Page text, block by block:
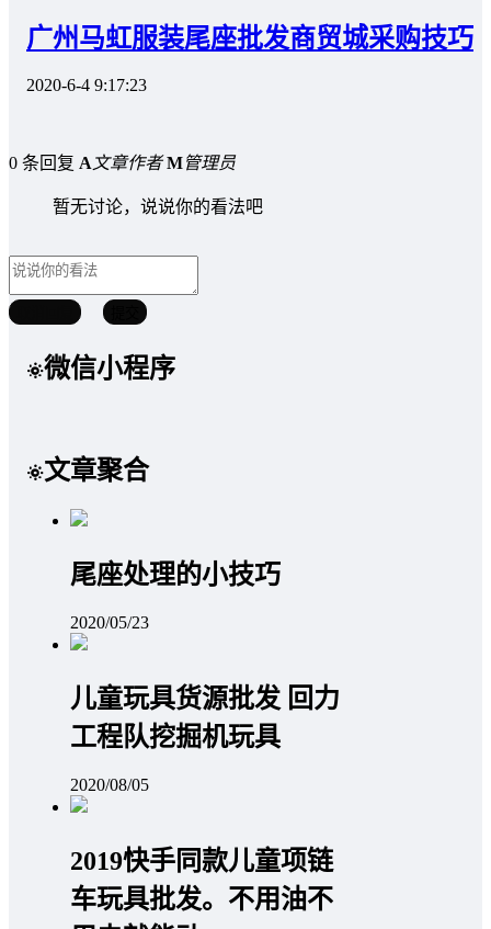
广州马虹服装尾座批发商贸城采购技巧
2020-6-4 9:17:23
0 条回复 A文章作者 M管理员
暂无讨论，说说你的看法吧
微信小程序
文章聚合
尾座处理的小技巧
2020/05/23
儿童玩具货源批发 回力
工程队挖掘机玩具
2020/08/05
2019快手同款儿童项链
车玩具批发。不用油不